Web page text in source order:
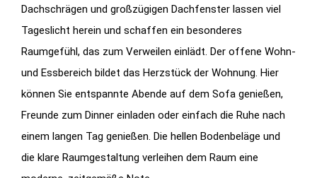
Dachschrägen und großzügigen Dachfenster lassen viel
Tageslicht herein und schaffen ein besonderes
Raumgefühl, das zum Verweilen einlädt. Der offene Wohn-
und Essbereich bildet das Herzstück der Wohnung. Hier
können Sie entspannte Abende auf dem Sofa genießen,
Freunde zum Dinner einladen oder einfach die Ruhe nach
einem langen Tag genießen. Die hellen Bodenbeläge und
die klare Raumgestaltung verleihen dem Raum eine